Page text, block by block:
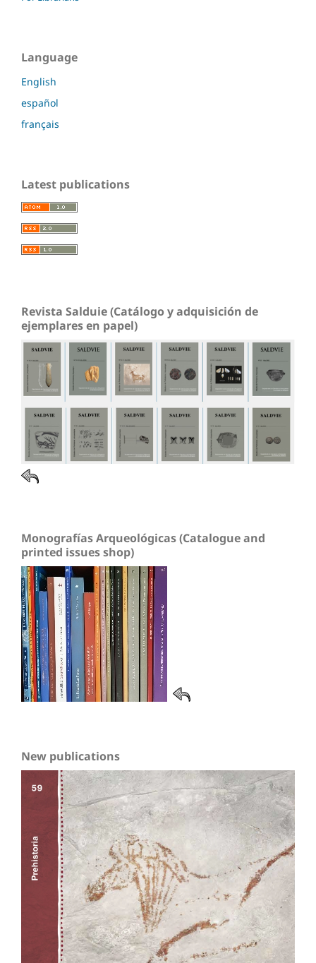
Language
English
español
français
Latest publications
Revista Salduie (Catálogo y adquisición de
ejemplares en papel)
Monografías Arqueológicas (Catalogue and
printed issues shop)
New publications